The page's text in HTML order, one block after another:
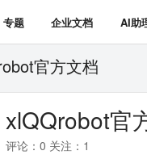
专题 企业文档 AI助
官方文档
xlQQrobot官
评论：0 关注：1